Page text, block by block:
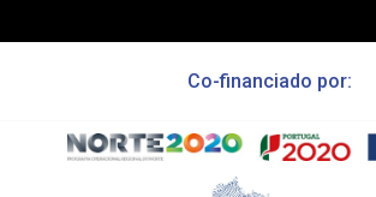
Co-financiado por: